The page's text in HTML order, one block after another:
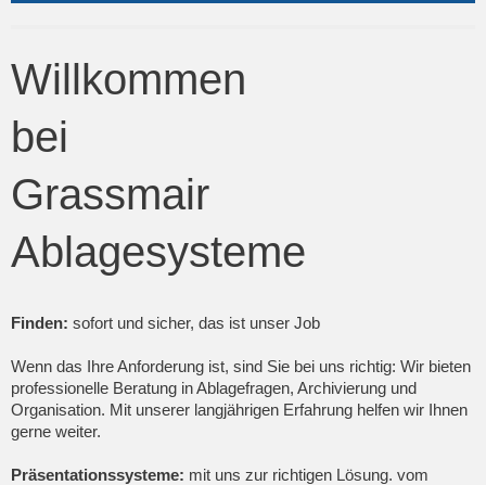
Willkommen
bei
Grassmair
Ablagesysteme
Finden: sofort und sicher, das ist unser Job
Wenn das Ihre Anforderung ist, sind Sie bei uns richtig: Wir bieten
professionelle Beratung in Ablagefragen, Archivierung und
Organisation. Mit unserer langjährigen Erfahrung helfen wir Ihnen
gerne weiter.
Präsentationssysteme: mit uns zur richtigen Lösung. vom